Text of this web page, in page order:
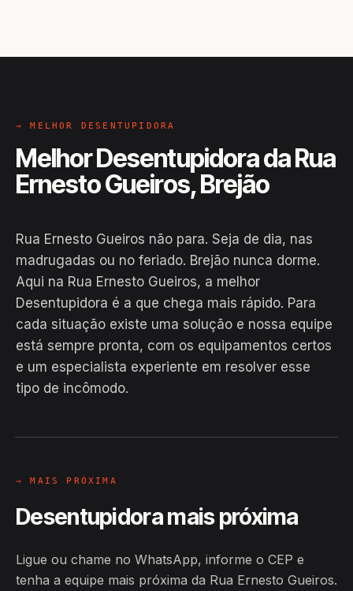
→ MELHOR DESENTUPIDORA
Melhor Desentupidora da Rua
Ernesto Gueiros, Brejão
Rua Ernesto Gueiros não para. Seja de dia, nas
madrugadas ou no feriado. Brejão nunca dorme.
Aqui na Rua Ernesto Gueiros, a melhor
Desentupidora é a que chega mais rápido. Para
cada situação existe uma solução e nossa equipe
está sempre pronta, com os equipamentos certos
e um especialista experiente em resolver esse
tipo de incômodo.
Hiroshiro · Rua Ernesto Gueiros,
→ MAIS PRÓXIMA
Desentupidora mais próxima
Ligue ou chame no WhatsApp, informe o CEP e
tenha a equipe mais próxima da Rua Ernesto Gueiros.